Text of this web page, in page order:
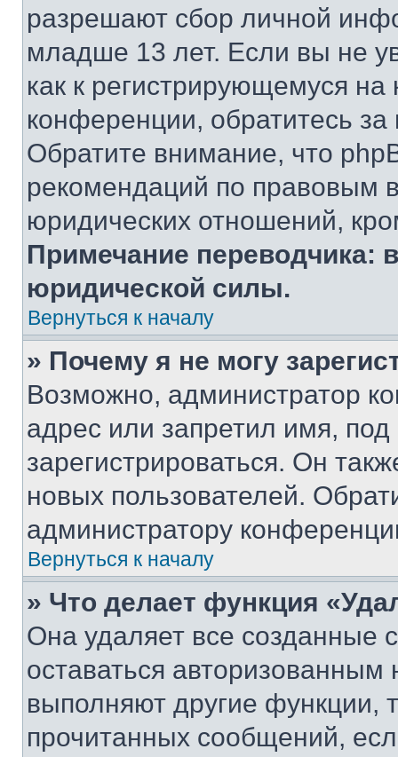
разрешают сбор личной
младше 13 лет. Если вы не
как к регистрирующемуся
конференции, обратитесь
Обратите внимание, что
рекомендаций по правовым
юридических отношений,
Примечание переводчика:
юридической силы.
Вернуться к началу
» Почему я не могу
Возможно, администратор
адрес или запретил имя,
зарегистрироваться. Он
новых пользователей.
администратору
Вернуться к началу
» Что делает функция
Она удаляет все созданные
оставаться
выполняют другие функции,
прочитанных сообщений,